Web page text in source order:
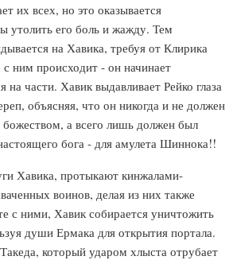
их всех, но это оказывается
утолить его боль и жажду. Тем
на Хавика, требуя от Клирика
ним происходит - он начинает
на части. Хавик выдавливает Рейко глаза
объясняя, что он никогда и не должен
а всего лишь должен был
бога - для амулета Шиннока!!
Хавика, протыкают кинжалами-
воинов, делая из них также
с ними, Хавик собирается уничтожить
души Ермака для открытия портала.
который ударом хлыста отрубает